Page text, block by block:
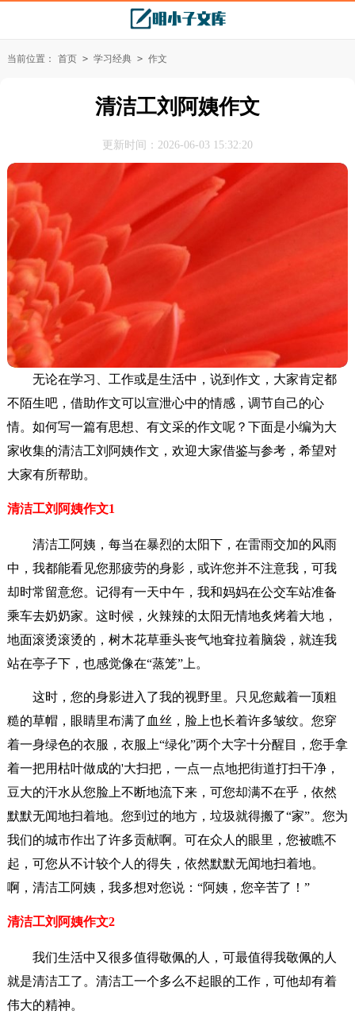
当前位置： 首页 > 学习经典 > 作文
清洁工刘阿姨作文
更新时间：2026-06-03 15:32:20
无论在学习、工作或是生活中，说到作文，大家肯定都
不陌生吧，借助作文可以宣泄心中的情感，调节自己的心
情。如何写一篇有思想、有文采的作文呢？下面是小编为大
家收集的清洁工刘阿姨作文，欢迎大家借鉴与参考，希望对
大家有所帮助。
清洁工刘阿姨作文1
清洁工阿姨，每当在暴烈的太阳下，在雷雨交加的风雨
中，我都能看见您那疲劳的身影，或许您并不注意我，可我
却时常留意您。记得有一天中午，我和妈妈在公交车站准备
乘车去奶奶家。这时候，火辣辣的太阳无情地炙烤着大地，
地面滚烫滚烫的，树木花草垂头丧气地耷拉着脑袋，就连我
站在亭子下，也感觉像在“蒸笼”上。
这时，您的身影进入了我的视野里。只见您戴着一顶粗
糙的草帽，眼睛里布满了血丝，脸上也长着许多皱纹。您穿
着一身绿色的衣服，衣服上“绿化”两个大字十分醒目，您手拿
着一把用枯叶做成的'大扫把，一点一点地把街道打扫干净，
豆大的汗水从您脸上不断地流下来，可您却满不在乎，依然
默默无闻地扫着地。您到过的地方，垃圾就得搬了“家”。您为
我们的城市作出了许多贡献啊。可在众人的眼里，您被瞧不
起，可您从不计较个人的得失，依然默默无闻地扫着地。
啊，清洁工阿姨，我多想对您说：“阿姨，您辛苦了！”
清洁工刘阿姨作文2
我们生活中又很多值得敬佩的人，可最值得我敬佩的人
就是清洁工了。清洁工一个多么不起眼的工作，可他却有着
伟大的精神。